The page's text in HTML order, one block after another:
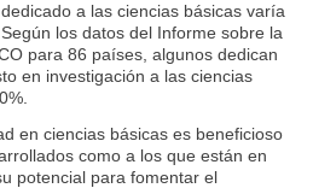
a las ciencias básicas varía
los datos del Informe sobre la
para 86 países, algunos dedican
en investigación a las ciencias
en ciencias básicas es beneficioso
como a los que están en
potencial para fomentar el